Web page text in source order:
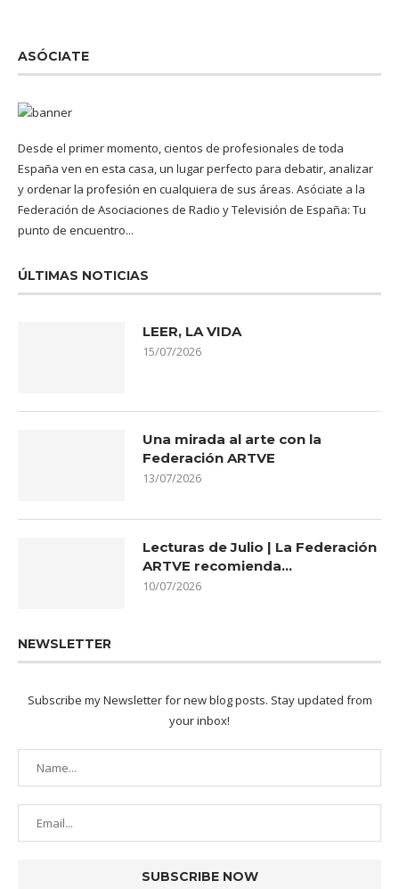
ASÓCIATE
Desde el primer momento, cientos de profesionales de toda
España ven en esta casa, un lugar perfecto para debatir, analizar
y ordenar la profesión en cualquiera de sus áreas. Asóciate a la
Federación de Asociaciones de Radio y Televisión de España: Tu
punto de encuentro...
ÚLTIMAS NOTICIAS
LEER, LA VIDA
15/07/2026
Una mirada al arte con la
Federación ARTVE
13/07/2026
Lecturas de Julio | La Federación
ARTVE recomienda…
10/07/2026
NEWSLETTER
Subscribe my Newsletter for new blog posts. Stay updated from
your inbox!